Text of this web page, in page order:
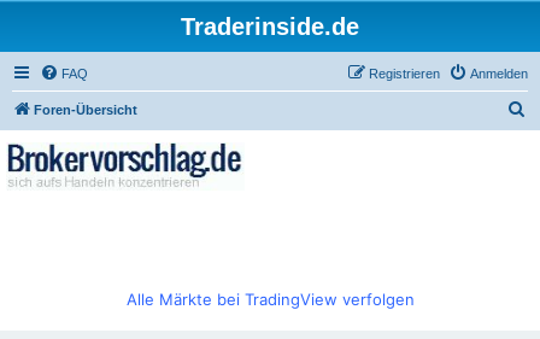
Traderinside.de
FAQ Anmelden
Registrieren
Foren-Übersicht
Alle Märkte bei TradingView verfolgen